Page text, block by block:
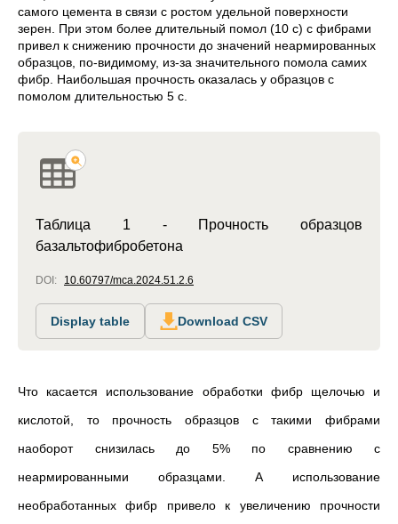
самого цемента в связи с ростом удельной поверхности
зерен. При этом более длительный помол (10 с) с фибрами
привел к снижению прочности до значений неармированных
образцов, по-видимому, из-за значительного помола самих
фибр. Наибольшая прочность оказалась у образцов с
помолом длительностью 5 с.
Таблица 1 - Прочность образцов
базальтофибробетона
DOI: 10.60797/mca.2024.51.2.6
Display table Download CSV
Что касается использование обработки фибр щелочью и
кислотой, то прочность образцов с такими фибрами
наоборот снизилась до 5% по сравнению с
неармированными образцами. А использование
необработанных фибр привело к увеличению прочности